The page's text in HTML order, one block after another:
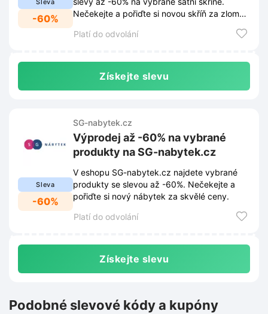
Sleva
-60%
Nečekejte a pořiďte si novou skříň za zlomek
Platí do odvolání
Získejte slevu
Sleva
-60%
SG-nabytek.cz
Výprodej až -60% na vybrané
produkty na SG-nabytek.cz
V eshopu SG-nabytek.cz najdete vybrané
produkty se slevou až -60%. Nečekejte a
pořiďte si nový nábytek za skvělé ceny.
Platí do odvolání
Získejte slevu
Podobné slevové kódy a kupóny